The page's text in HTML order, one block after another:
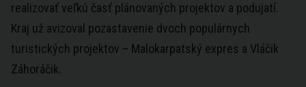
realizovať veľkú časť plánovaných projektov a podujatí.
Kraj už avizoval pozastavenie dvoch populárnych
turistických projektov – Malokarpatský expres a Vláčik
Záhoráčik.